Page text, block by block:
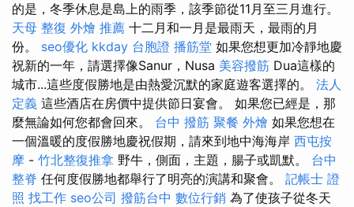
的是，冬季休息是島上的雨季，該季節從11月至三月進行。
天母 整復 外燴 推薦 十二月和一月是最雨天，最雨的月
份。 seo優化 kkday 台胞證 播筋堂 如果您想更加冷靜地慶
祝新的一年，請選擇像Sanur，Nusa 美容撥筋 Dua這樣的
城市...這些度假勝地是由熱愛沉默的家庭遊客選擇的。 法人
定義 這些酒店在房價中提供節日宴會。 如果您已經是，那
麼無論如何您都會回來。 台中 撥筋 聚餐 外燴 如果您想在
一個溫暖的度假勝地慶祝假期，請來到地中海海岸 西屯按
摩 - 竹北整復推拿 野牛，側面，主題，腸子或凱默。 台中
整脊 任何度假勝地都舉行了明亮的演講和聚會。 記帳士 證
照 找工作 seo公司 撥筋台中 數位行銷 為了使孩子從冬天